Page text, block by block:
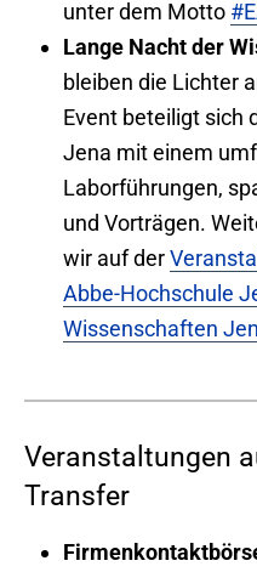
unter dem Motto
Lange Nacht der
bleiben die Lichter
Event beteiligt sich
Jena mit einem
Laborführungen,
und Vorträgen.
wir auf der
Abbe-Hochschule
Wissenschaften
Veranstaltungen
Transfer